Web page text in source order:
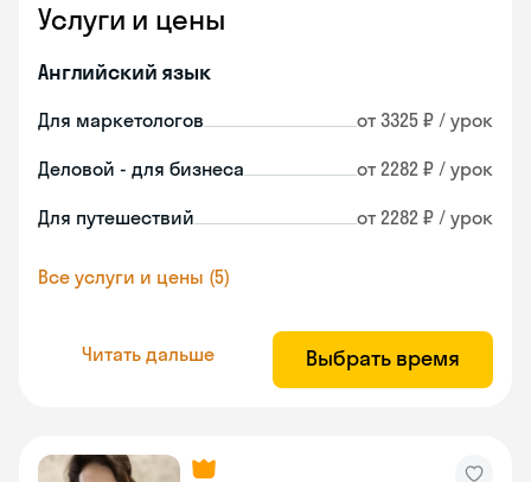
Услуги и цены
Английский язык
Для маркетологов от 3325 ₽ / урок
Деловой - для бизнеса от 2282 ₽ / урок
Для путешествий от 2282 ₽ / урок
Все услуги и цены (5)
Читать дальше Выбрать время